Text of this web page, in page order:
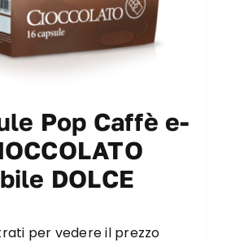
Pop Caffè e-
DOLCE
per vedere il prezzo